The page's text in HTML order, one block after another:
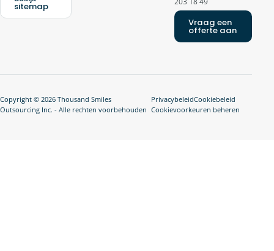
sitemap
Vraag een
offerte aan
Copyright © 2026 Thousand Smiles
Outsourcing Inc. - Alle rechten voorbehouden
PrivacybeleidCookiebeleid
Cookievoorkeuren beheren